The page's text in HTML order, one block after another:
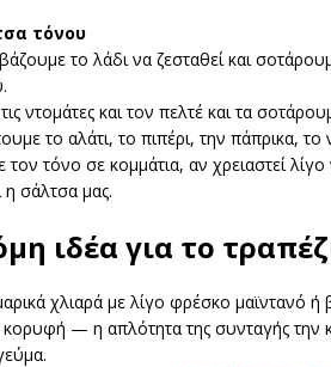
τόνου
το λάδι να ζεσταθεί και
ντομάτες και τον πελτέ και τα
το αλάτι, το πιπέρι, την πάπρικα, το
τον τόνο σε κομμάτια, αν χρειαστεί
η σάλτσα μας.
ιδέα για το
χλιαρά με λίγο φρέσκο μαϊντανό ή
— η απλότητα της συνταγής την